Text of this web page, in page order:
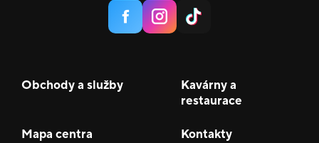
Obchody a služby
Kavárny a
restaurace
Mapa centra Kontakty